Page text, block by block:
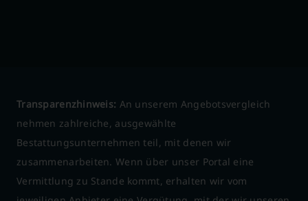
Transparenzhinweis: An unserem Angebotsvergleich
nehmen zahlreiche, ausgewählte
Bestattungsunternehmen teil, mit denen wir
zusammenarbeiten. Wenn über unser Portal eine
Vermittlung zu Stande kommt, erhalten wir vom